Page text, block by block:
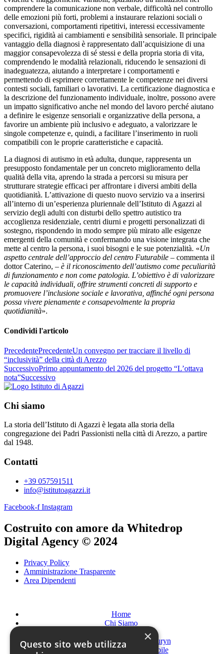
comprendere la comunicazione non verbale, difficoltà nel controllo
delle emozioni più forti, problemi a instaurare relazioni sociali o
conversazioni, comportamenti ripetitivi, interessi eccessivamente
specifici, rigidità ai cambiamenti e sensibilità sensoriale. Il principale
vantaggio della diagnosi è rappresentato dall’acquisizione di una
maggior consapevolezza di sé stessi e della propria storia di vita,
comprendendo le modalità relazionali, riducendo le sensazioni di
inadeguatezza, aiutando a interpretare i comportamenti e
permettendo di esprimere correttamente le competenze nei diversi
contesti sociali, familiari o lavorativi. La certificazione diagnostica e
la descrizione del funzionamento individuale, inoltre, possono avere
un impatto significativo anche nel mondo del lavoro perché aiutano
a definire le esigenze sensoriali e organizzative della persona, a
favorire un ambiente più inclusivo e adeguato, a valorizzare le
singole competenze e, quindi, a facilitare l’inserimento in ruoli
compatibili con le proprie caratteristiche e capacità.
La diagnosi di autismo in età adulta, dunque, rappresenta un
presupposto fondamentale per un concreto miglioramento della
qualità della vita, aprendo la strada a percorsi su misura per
strutturare strategie efficaci per affrontare i diversi ambiti della
quotidianità. L’attivazione di questo nuovo servizio va a inserirsi
all’interno di un’esperienza pluriennale dell’Istituto di Agazzi al
servizio degli adulti con disturbi dello spettro autistico tra
accoglienza residenziale, centri diurni e progetti personalizzati di
sostegno, rispondendo in modo sempre più mirato alle esigenze
emergenti della comunità e confermando una visione integrata che
mette al centro la persona, i suoi bisogni e le sue potenzialità. «Un
aspetto centrale dell’approccio del centro Futurabile – commenta il
dottor Caterino, – è il riconoscimento dell’autismo come peculiarità
di funzionamento e non come patologia. L’obiettivo è di valorizzare
le capacità individuali, offrire strumenti concreti di supporto e
promuovere l’inclusione sociale e lavorativa, affinché ogni persona
possa vivere pienamente e consapevolmente la propria
quotidianità».
Condividi l'articolo
PrecedentePrecedenteUn convegno per tracciare il livello di
“inclusività” della città di Arezzo
SuccessivoPrimo appuntamento del 2026 del progetto “L’ottava
nota”Successivo
Chi siamo
La storia dell’Istituto di Agazzi è legata alla storia della
congregazione dei Padri Passionisti nella città di Arezzo, a partire
dal 1948.
Contatti
+39 057591511
info@istitutoagazzi.it
Facebook-f Instagram
Costruito con amore da Whitedrop
Digital Agency © 2024
Privacy Policy
Amministrazione Trasparente
Area Dipendenti
Home
Chi Siamo
Disturbi alimentari Auryn
Età evolutiva Futurabile
×
Questo sito web utilizza